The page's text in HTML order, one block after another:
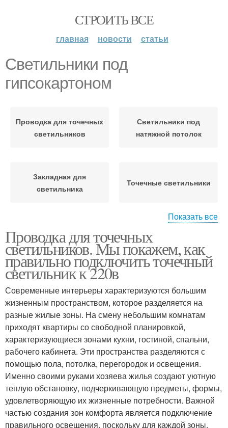
СТРОИТЬ ВСЕ
главная новости статьи
Светильники под
гипсокартоном
Проводка для точечных
светильников
Светильники под
натяжной потолок
Закладная для
светильника
Точечные светильники
потолков
натяжных потолков
Проводка для
точечного светильника
Показать все
Проводка для точечных
светильников. Мы покажем, как
правильно подключить точечный
светильник к 220в
Современные интерьеры характеризуются большим
жизненным пространством, которое разделяется на
разные жилые зоны. На смену небольшим комнатам
приходят квартиры со свободной планировкой,
характеризующиеся зонами кухни, гостиной, спальни,
рабочего кабинета. Эти пространства разделяются с
помощью пола, потолка, перегородок и освещения.
Именно своими руками хозяева жилья создают уютную
теплую обстановку, подчеркивающую предметы, формы,
удовлетворяющую их жизненные потребности. Важной
частью создания зон комфорта является подключение
правильного освещения, поскольку для каждой зоны,